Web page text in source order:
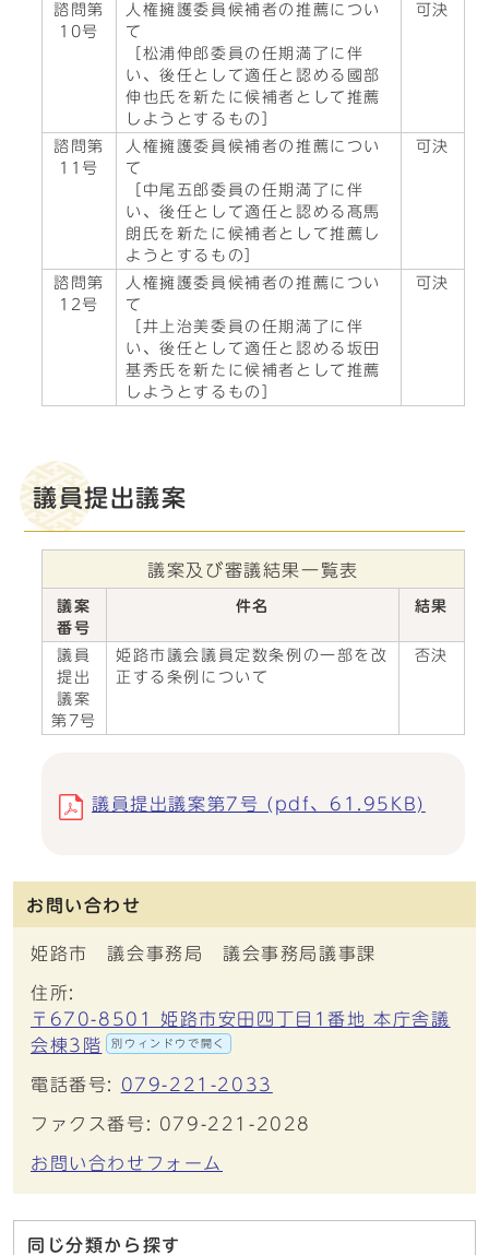
諮問第
10号
人権擁護委員候補者の推薦につい
て
［松浦伸郎委員の任期満了に伴
い、後任として適任と認める國部
伸也氏を新たに候補者として推薦
しようとするもの］
可決
諮問第
11号
人権擁護委員候補者の推薦につい
て
［中尾五郎委員の任期満了に伴
い、後任として適任と認める髙馬
朗氏を新たに候補者として推薦し
ようとするもの］
可決
諮問第
12号
人権擁護委員候補者の推薦につい
て
［井上治美委員の任期満了に伴
い、後任として適任と認める坂田
基秀氏を新たに候補者として推薦
しようとするもの］
可決
議員提出議案
議案及び審議結果一覧表
議案
番号
件名 結果
議員
提出
議案
第7号
姫路市議会議員定数条例の一部を改
正する条例について
否決
議員提出議案第7号 (pdf、61.95KB)
お問い合わせ
姫路市 議会事務局 議会事務局議事課
住所:
〒670-8501 姫路市安田四丁目1番地 本庁舎議
会棟3階
別ウィンドウで開く
電話番号: 079-221-2033
ファクス番号: 079-221-2028
お問い合わせフォーム
同じ分類から探す